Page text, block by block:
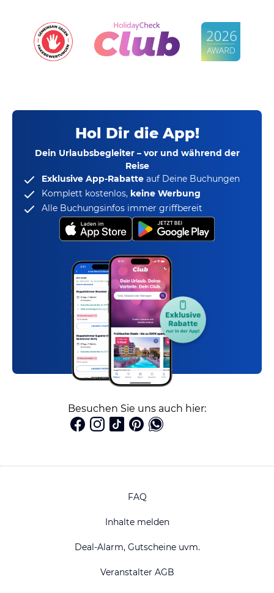
Hol Dir die App!
Dein Urlaubsbegleiter – vor und während der
Reise
Exklusive App-Rabatte auf Deine Buchungen
Komplett kostenlos, keine Werbung
Alle Buchungsinfos immer griffbereit
Besuchen Sie uns auch hier:
FAQ
Inhalte melden
Deal-Alarm, Gutscheine uvm.
Veranstalter AGB